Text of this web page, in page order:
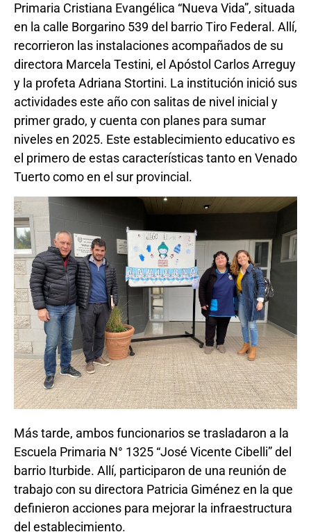
Primaria Cristiana Evangélica “Nueva Vida”, situada
en la calle Borgarino 539 del barrio Tiro Federal. Allí,
recorrieron las instalaciones acompañados de su
directora Marcela Testini, el Apóstol Carlos Arreguy
y la profeta Adriana Stortini. La institución inició sus
actividades este año con salitas de nivel inicial y
primer grado, y cuenta con planes para sumar
niveles en 2025. Este establecimiento educativo es
el primero de estas características tanto en Venado
Tuerto como en el sur provincial.
Más tarde, ambos funcionarios se trasladaron a la
Escuela Primaria N° 1325 “José Vicente Cibelli” del
barrio Iturbide. Allí, participaron de una reunión de
trabajo con su directora Patricia Giménez en la que
definieron acciones para mejorar la infraestructura
del establecimiento.